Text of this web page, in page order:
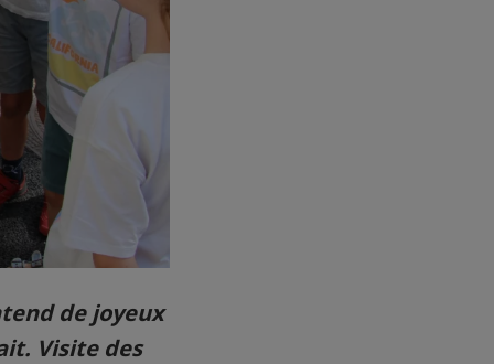
de joyeux
Visite des